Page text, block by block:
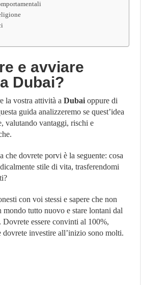
e avviare
Dubai?
la vostra attività aDubai oppure di
guida analizzeremo se quest’idea
valutando vantaggi, rischi e
che dovrete porvi è la seguente: cosa
stile di vita, trasferendomi
con voi stessi e sapere che non
mondo tutto nuovo e stare lontani dal
Dovrete essere convinti al 100%,
dovrete investire all’inizio sono molti.